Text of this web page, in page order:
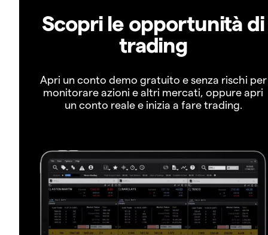
Scopri le opportunità di
trading
Apri un conto demo gratuito e senza rischi per
monitorare azioni e altri mercati, oppure apri
un conto reale e inizia a fare trading.